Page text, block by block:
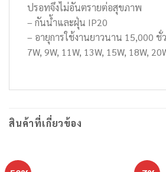
ปรอทจึงไม่อันตรายต่อสุขภาพ
– กันน้ำและฝุ่น IP20
– อายุการใช้งานยาวนาน 15,000 ชั่
7W, 9W, 11W, 13W, 15W, 18W,
สินค้าที่เกี่ยวข้อง